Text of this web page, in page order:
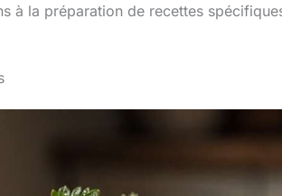
à la préparation de recettes